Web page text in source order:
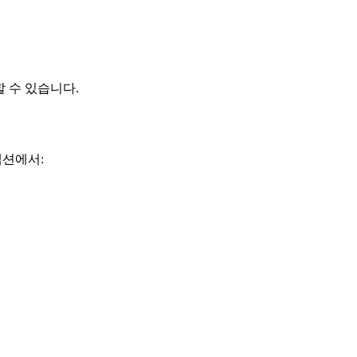
수 있습니다.
에서: